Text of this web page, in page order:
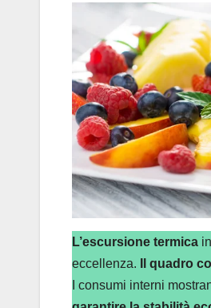
L’escursione termica
eccellenza.
Il quadro
I consumi interni